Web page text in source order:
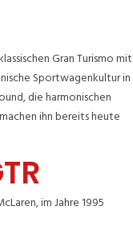
Gran Turismo mit
Sportwagenkultur in
die harmonischen
ihn bereits heute
im Jahre 1995